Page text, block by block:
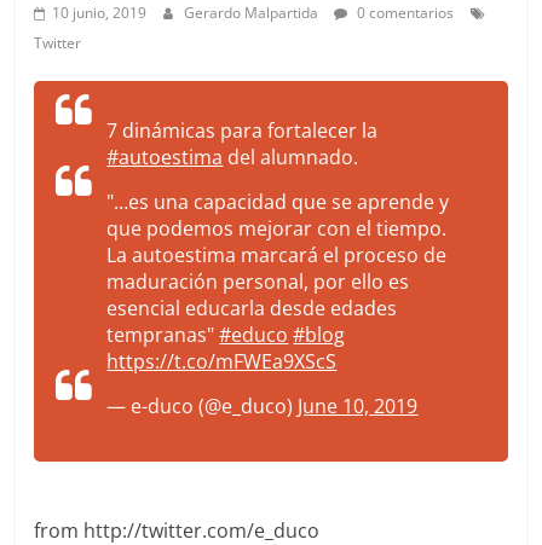
10 junio, 2019 Gerardo Malpartida
0 comentarios
Twitter
7 dinámicas para fortalecer la
#autoestima del alumnado.
"…es una capacidad que se aprende y
que podemos mejorar con el tiempo.
La autoestima marcará el proceso de
maduración personal, por ello es
esencial educarla desde edades
tempranas"#educo #blog
https://t.co/mFWEa9XScS
— e-duco (@e_duco) June 10, 2019
from http://twitter.com/e_duco